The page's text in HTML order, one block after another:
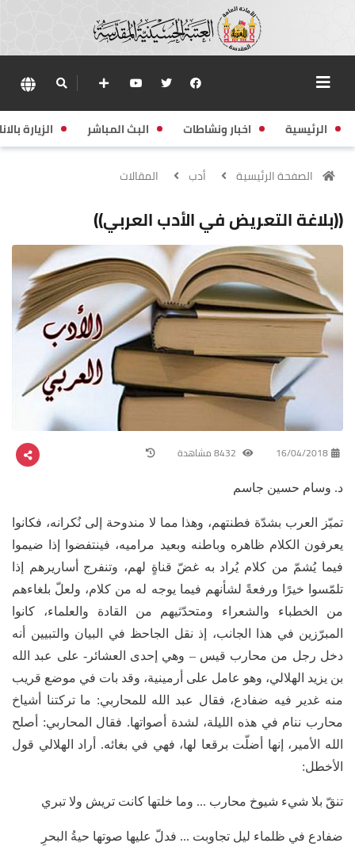
الرئيسية اخبار ونشاطات البث المباشر الزيارة
الصفحة الرئيسية أدب المقالات
((بلاغة التعريض في الأدب العربي))
16/04/2018
د. وسام حسين جاسم
تميّز العرب بشدّة فطنتهم، وهذا مما لا مندوحة إلى نُكرانه، فكانوا
يعرفون الكلام ظاهره وباطنه وبعيد مراميه، فينتفضوا إذا ضيموا
فيما يُشمّ من كلام يُراد به غضّ قناةٍ لهم، وتنفرج أساريرهم إذا
تلمّسوا خيرًا ورفعةً لشأنهم فيما يوجه له من كلام، ولعلّ بلغاءهم
من الخطباء والشعراء ومتحدّثيهم من القادة والعلماء، كانوا
المبرّزين في هذا الجانب، إذ نقل الجاحظ في البيان والتبيين أنه
دخل رجل من محارب قيس – وهي إحدى العشائر- على عبد الله
بن يزيد الهلالي، وهو عامل على أرمينية، وقد بات في موضع قريب
منه غدير فيه ضفادع، فقال عبد الله للمحاربي: ما تركتنا أشياخ
محارب ننام في هذه الليلة، لشدة أصواتها. فقال المحاربي: أصلح
الله الأمير، إنها أضلّت برقعا لها، فهي في بغائه. أراد الهلالي قول
الأخطل:
تنقّ بلا شيء شيوخ محارب ... وما خلتها كانت تريش ولا تبري
ضفادع في ظلماء ليل تجاوبت ... فدلّ عليها صوتها حيةُ البحرِ